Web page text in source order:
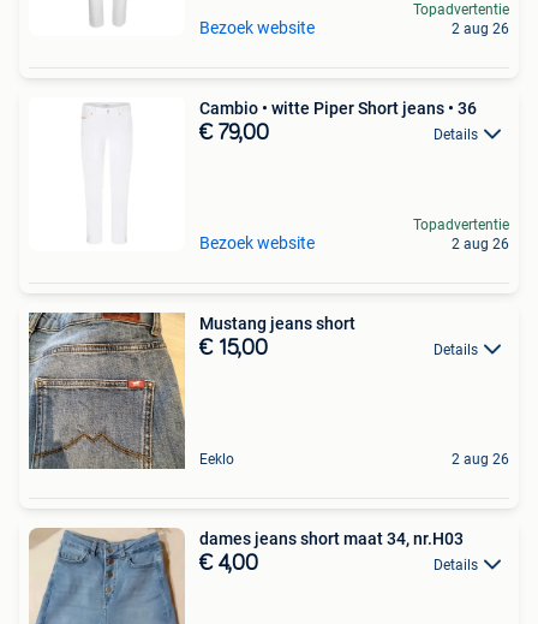
Bezoek website
Topadvertentie
2 aug 26
Cambio • witte Piper Short jeans • 36
€ 79,00 Details
Bezoek website
Topadvertentie
2 aug 26
Mustang jeans short
€ 15,00 Details
Eeklo 2 aug 26
dames jeans short maat 34, nr.H03
€ 4,00 Details